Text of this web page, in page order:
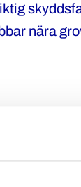
nära